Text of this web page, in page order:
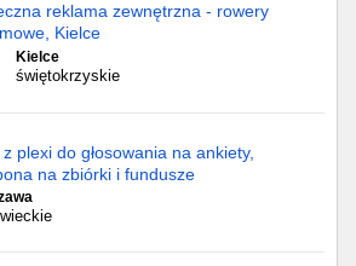
reklama zewnętrzna - rowery
Kielce
Kielce
świętokrzyskie
plexi do głosowania na ankiety,
na zbiórki i fundusze